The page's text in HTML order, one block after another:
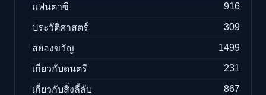
แฟนตาซี 916
ประวัติศาสตร์ 309
สยองขวัญ 1499
เกี่ยวกับดนตรี 231
เกี่ยวกับสิ่งลี้ลับ 867